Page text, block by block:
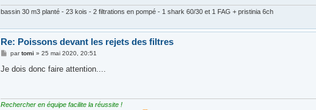
bassin 30 m3 planté - 23 kois - 2 filtrations en pompé - 1 shark 60/30 et 1 FAG + pristinia 6ch
Re: Poissons devant les rejets des filtres
M
s
partomi »25 mai 2020, 20:51
Je dois donc faire attention....
Rechercher en équipe facilite la réussite !